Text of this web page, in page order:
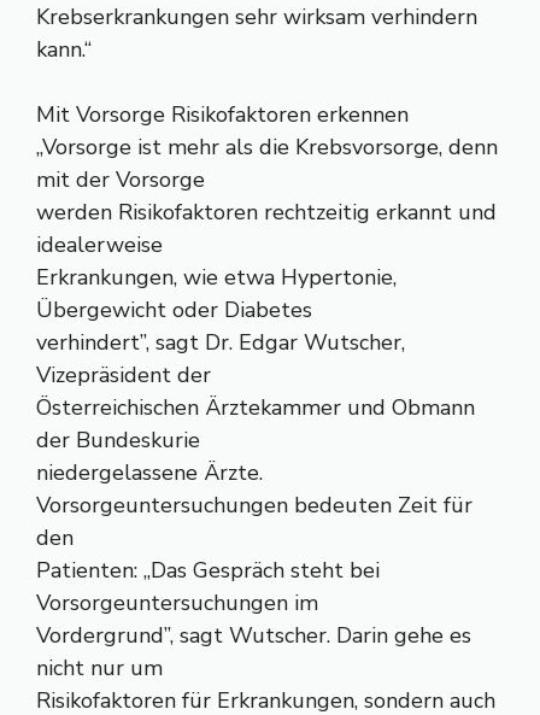
Krebserkrankungen sehr wirksam verhindern
kann.“
Mit Vorsorge Risikofaktoren erkennen
„Vorsorge ist mehr als die Krebsvorsorge, denn
mit der Vorsorge
werden Risikofaktoren rechtzeitig erkannt und
idealerweise
Erkrankungen, wie etwa Hypertonie,
Übergewicht oder Diabetes
verhindert”, sagt Dr. Edgar Wutscher,
Vizepräsident der
Österreichischen Ärztekammer und Obmann
der Bundeskurie
niedergelassene Ärzte.
Vorsorgeuntersuchungen bedeuten Zeit für
den
Patienten: „Das Gespräch steht bei
Vorsorgeuntersuchungen im
Vordergrund”, sagt Wutscher. Darin gehe es
nicht nur um
Risikofaktoren für Erkrankungen, sondern auch